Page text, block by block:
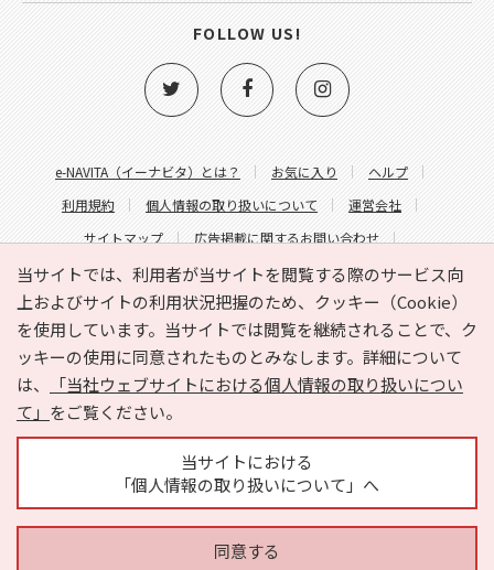
当サイトでは、利用者が当サイトを閲覧する際のサービス向
上およびサイトの利用状況把握のため、クッキー（Cookie）
を使用しています。当サイトでは閲覧を継続されることで、ク
ッキーの使用に同意されたものとみなします。詳細について
は、
「当社ウェブサイトにおける個人情報の取り扱いについ
て」 をご覧ください。
当サイトにおける
「個人情報の取り扱いについて」へ
同意する
e-NAVITA（イーナビタ）とは？ お気に入り
ヘルプ
利用規約
個人情報の取り扱いについて
運営会社
サイトマップ
広告掲載に関するお問い合わせ
サイトの内容に関するお問い合わせ
FOLLOW US!
Copyright © HYOJITO.Co.,Ltd. All Rights Reserved.